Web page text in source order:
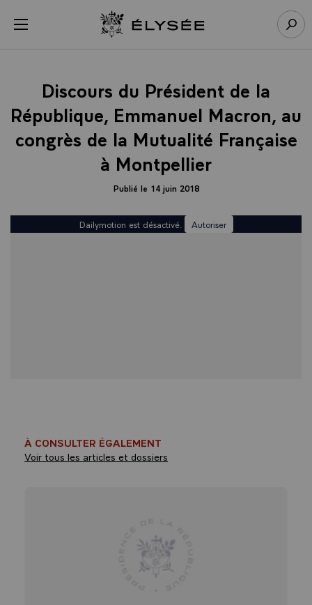
menu Retour à l’accueil Élysée
Discours du Président de la
République, Emmanuel Macron, au
congrès de la Mutualité Française
à Montpellier
Publié le 14 juin 2018
Dailymotion est désactivé. Autoriser
À CONSULTER ÉGALEMENT
Voir tous les articles et dossiers
Panneau de gestion des cookies